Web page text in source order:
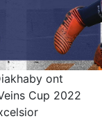
ont
Cup 2022